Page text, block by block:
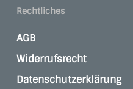
Rechtliches
AGB
Widerrufsrecht
Datenschutzerklärung